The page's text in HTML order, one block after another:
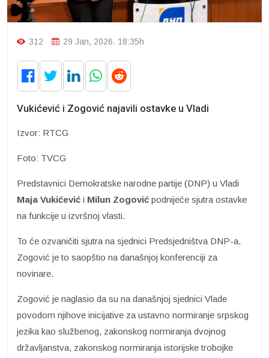
312 29 Jan, 2026. 18:35h
Vukićević i Zogović najavili ostavke u Vladi
Izvor: RTCG
Foto: TVCG
Predstavnici Demokratske narodne partije (DNP) u Vladi
Maja Vukićević i Milun Zogović podnijeće sjutra ostavke
na funkcije u izvršnoj vlasti.
To će ozvaničiti sjutra na sjednici Predsjedništva DNP-a.
Zogović je to saopštio na današnjoj konferenciji za
novinare.
Zogović je naglasio da su na današnjoj sjednici Vlade
povodom njihove inicijative za ustavno normiranje srpskog
jezika kao službenog, zakonskog normiranja dvojnog
državljanstva, zakonskog normiranja istorijske trobojke